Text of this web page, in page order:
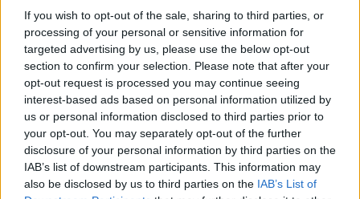
If you wish to opt-out of the sale, sharing to third parties, or
processing of your personal or sensitive information for
targeted advertising by us, please use the below opt-out
section to confirm your selection. Please note that after your
opt-out request is processed you may continue seeing
interest-based ads based on personal information utilized by
us or personal information disclosed to third parties prior to
your opt-out. You may separately opt-out of the further
disclosure of your personal information by third parties on the
IAB’s list of downstream participants. This information may
also be disclosed by us to third parties on the IAB’s List of
http://www.nichirei.co.jp/english/index.html)
ενδιαφέρεται να εισάγει κατεψυγμένες γαρίδες
από την Ελλάδα. (Αρμόδιος: Κ. Μοtohiro Kiuchi,
Διεύθυνση ηλεκτ. ταχυδρομείου:
kiuchim@nichirei.co.jp, Δ/νση: 6-19-20, Tsukiji,
Chuo-Ku, Tokyo, Japan, Tηλ.: (0081) 332482229).
ΙΣΠΑΝΙΑ
SHWE MARE S.L.